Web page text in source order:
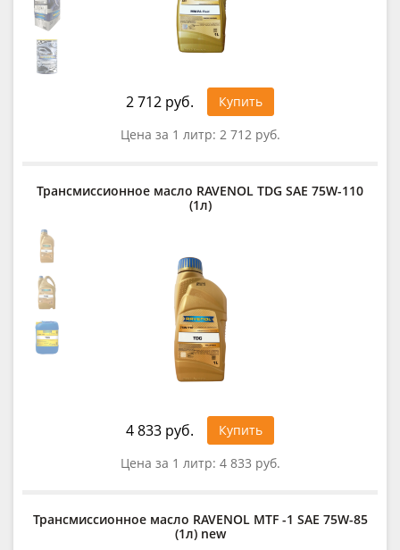
2 712 руб.
Купить
Цена за 1 литр: 2 712 руб.
Трансмиссионное масло RAVENOL TDG SAE 75W-110
(1л)
4 833 руб.
Купить
Цена за 1 литр: 4 833 руб.
Трансмиссионное масло RAVENOL MTF -1 SAE 75W-85
(1л) new